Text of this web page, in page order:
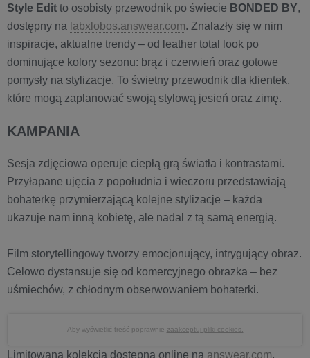
Style Edit to osobisty przewodnik po świecie BONDED BY,
dostępny na labxlobos.answear.com. Znalazły się w nim
inspiracje, aktualne trendy – od leather total look po
dominujące kolory sezonu: brąz i czerwień oraz gotowe
pomysły na stylizacje. To świetny przewodnik dla klientek,
które mogą zaplanować swoją stylową jesień oraz zimę.
KAMPANIA
Sesja zdjęciowa operuje ciepłą grą światła i kontrastami.
Przyłapane ujęcia z popołudnia i wieczoru przedstawiają
bohaterkę przymierzającą kolejne stylizacje – każda
ukazuje nam inną kobietę, ale nadal z tą samą energią.
Film storytellingowy tworzy emocjonujący, intrygujący obraz.
Celowo dystansuje się od komercyjnego obrazka – bez
uśmiechów, z chłodnym obserwowaniem bohaterki.
Aby wyświetlić treść poprawnie zaakceptuj pliki cookies.
Limitowana kolekcja dostępna online na answear.com,